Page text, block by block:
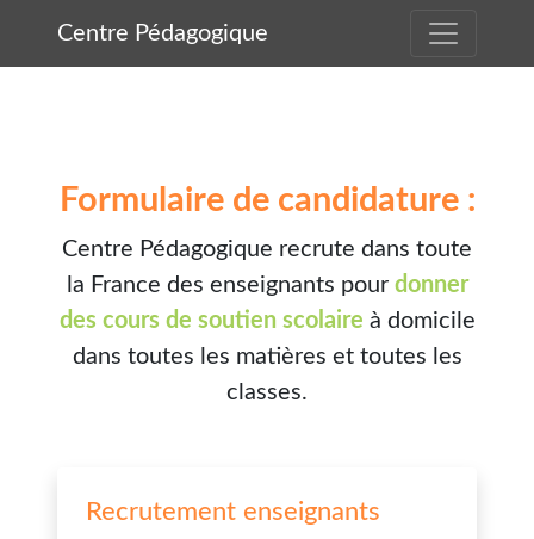
Centre Pédagogique
Formulaire de candidature :
Centre Pédagogique recrute dans toute
la France des enseignants pour donner
des cours de soutien scolaire à domicile
dans toutes les matières et toutes les
classes.
Recrutement enseignants